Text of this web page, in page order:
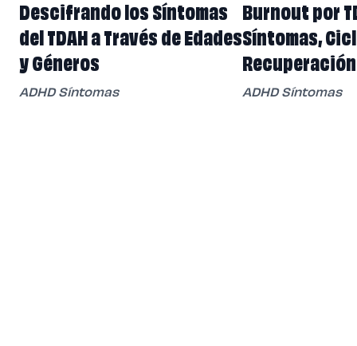
Descifrando los Síntomas
del TDAH a Través de Edades
y Géneros
ADHD Síntomas
Burnout por
Síntomas,
Recuperación
ADHD Síntomas